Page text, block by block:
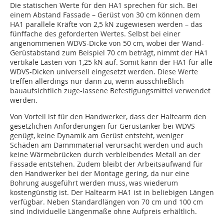
Die statischen Werte für den HA1 sprechen für sich. Bei
einem Abstand Fassade – Gerüst von 30 cm können dem
HA1 parallele Kräfte von 2,5 kN zugewiesen werden – das
fünffache des geforderten Wertes. Selbst bei einer
angenommenen WDVS-Dicke von 50 cm, wobei der Wand-
Gerüstabstand zum Beispiel 70 cm beträgt, nimmt der HA1
vertikale Lasten von 1,25 kN auf. Somit kann der HA1 für alle
WDVS-Dicken universell eingesetzt werden. Diese Werte
treffen allerdings nur dann zu, wenn ausschließlich
bauaufsichtlich zuge-lassene Befestigungsmittel verwendet
werden.
Von Vorteil ist für den Handwerker, dass der Haltearm den
gesetzlichen Anforderungen für Gerüstanker bei WDVS
genügt, keine Dynamik am Gerüst entsteht, weniger
Schäden am Dämmmaterial verursacht werden und auch
keine Wärmebrücken durch verbleibendes Metall an der
Fassade entstehen. Zudem bleibt der Arbeitsaufwand für
den Handwerker bei der Montage gering, da nur eine
Bohrung ausgeführt werden muss, was wiederum
kostengünstig ist. Der Haltearm HA1 ist in beliebigen Längen
verfügbar. Neben Standardlängen von 70 cm und 100 cm
sind individuelle Längenmaße ohne Aufpreis erhältlich.